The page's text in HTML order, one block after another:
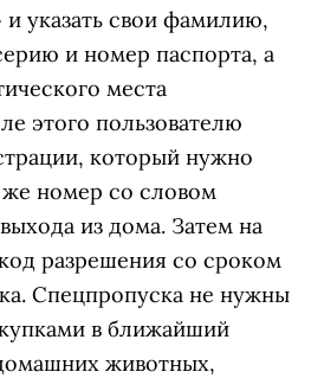
указать свои фамилию,
и номер паспорта, а
места
этого пользователю
который нужно
же номер со словом
из дома. Затем на
разрешения со сроком
Спецпропуска не нужны
в ближайший
животных,